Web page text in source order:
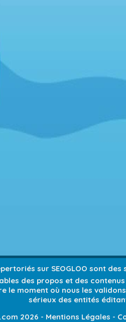
sur SEOGLOO sont
des propos et des
le moment où nous les
sérieux des entités
2026 - Mentions Légales -